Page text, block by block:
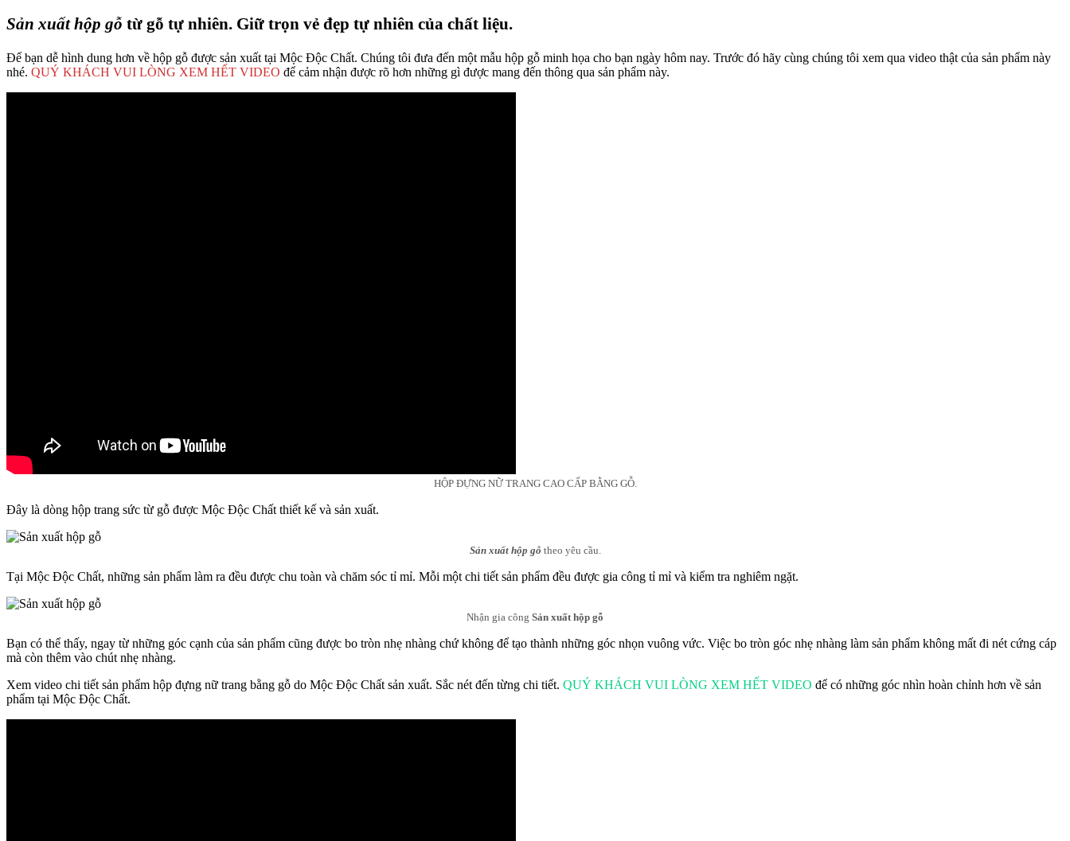
Sản xuất hộp gỗ từ gỗ tự nhiên. Giữ trọn vẻ đẹp tự nhiên của chất liệu.
Để bạn dễ hình dung hơn về hộp gỗ được sản xuất tại Mộc Độc Chất. Chúng tôi đưa đến một mẫu hộp gỗ minh họa cho bạn ngày hôm nay. Trước đó hãy cùng chúng tôi xem qua video thật của sản phẩm này
nhé. QUÝ KHÁCH VUI LÒNG XEM HẾT VIDEO để cảm nhận được rõ hơn những gì được mang đến thông qua sản phẩm này.
HỘP ĐỰNG NỮ TRANG CAO CẤP BẰNG GỖ.
Đây là dòng hộp trang sức từ gỗ được Mộc Độc Chất thiết kế và sản xuất.
Sản xuất hộp gỗ theo yêu cầu.
Tại Mộc Độc Chất, những sản phẩm làm ra đều được chu toàn và chăm sóc tỉ mỉ. Mỗi một chi tiết sản phẩm đều được gia công tỉ mỉ và kiểm tra nghiêm ngặt.
Nhận gia công Sản xuất hộp gỗ
Bạn có thể thấy, ngay từ những góc cạnh của sản phẩm cũng được bo tròn nhẹ nhàng chứ không để tạo thành những góc nhọn vuông vức. Việc bo tròn góc nhẹ nhàng làm sản phẩm không mất đi nét cứng cáp
mà còn thêm vào chút nhẹ nhàng.
Xem video chi tiết sản phẩm hộp đựng nữ trang bằng gỗ do Mộc Độc Chất sản xuất. Sắc nét đến từng chi tiết. QUÝ KHÁCH VUI LÒNG XEM HẾT VIDEO để có những góc nhìn hoàn chỉnh hơn về sản
phẩm tại Mộc Độc Chất.